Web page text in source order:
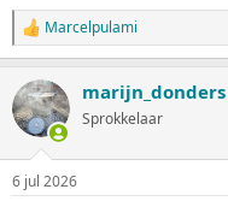
W
a
r
d
e
n
Marcelpulami
marijn_donders
Sprokkelaar
6 jul 2026